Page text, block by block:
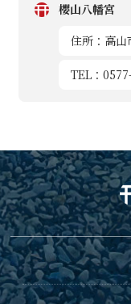
櫻山八幡宮
住所：高山
TEL：